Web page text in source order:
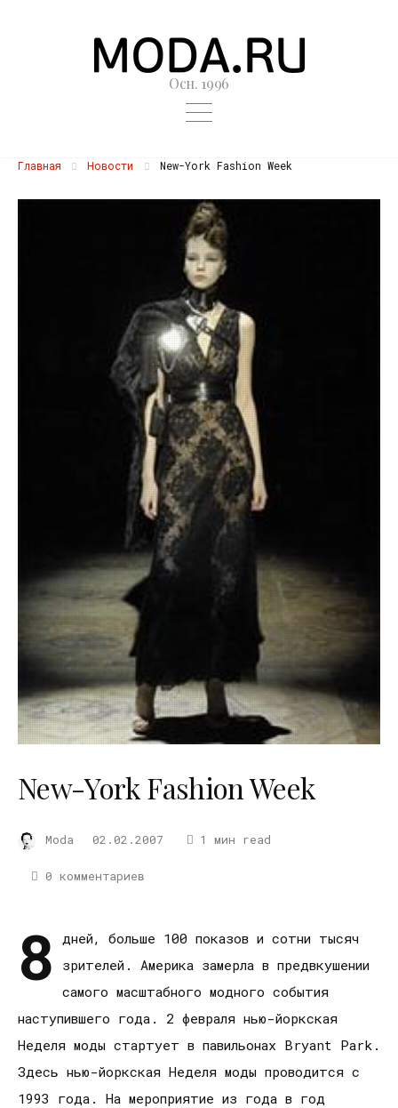
Осн. 1996
Главная Новости New-York Fashion Week
New-York Fashion Week
Moda 02.02.2007 1 мин read
0 комментариев
8
дней, больше 100 показов и сотни тысяч
зрителей. Америка замерла в предвкушении
самого масштабного модного события
наступившего года. 2 февраля нью-йоркская
Неделя моды стартует в павильонах Bryant Park.
Здесь нью-йоркская Неделя моды проводится с
1993 года. На мероприятие из года в год